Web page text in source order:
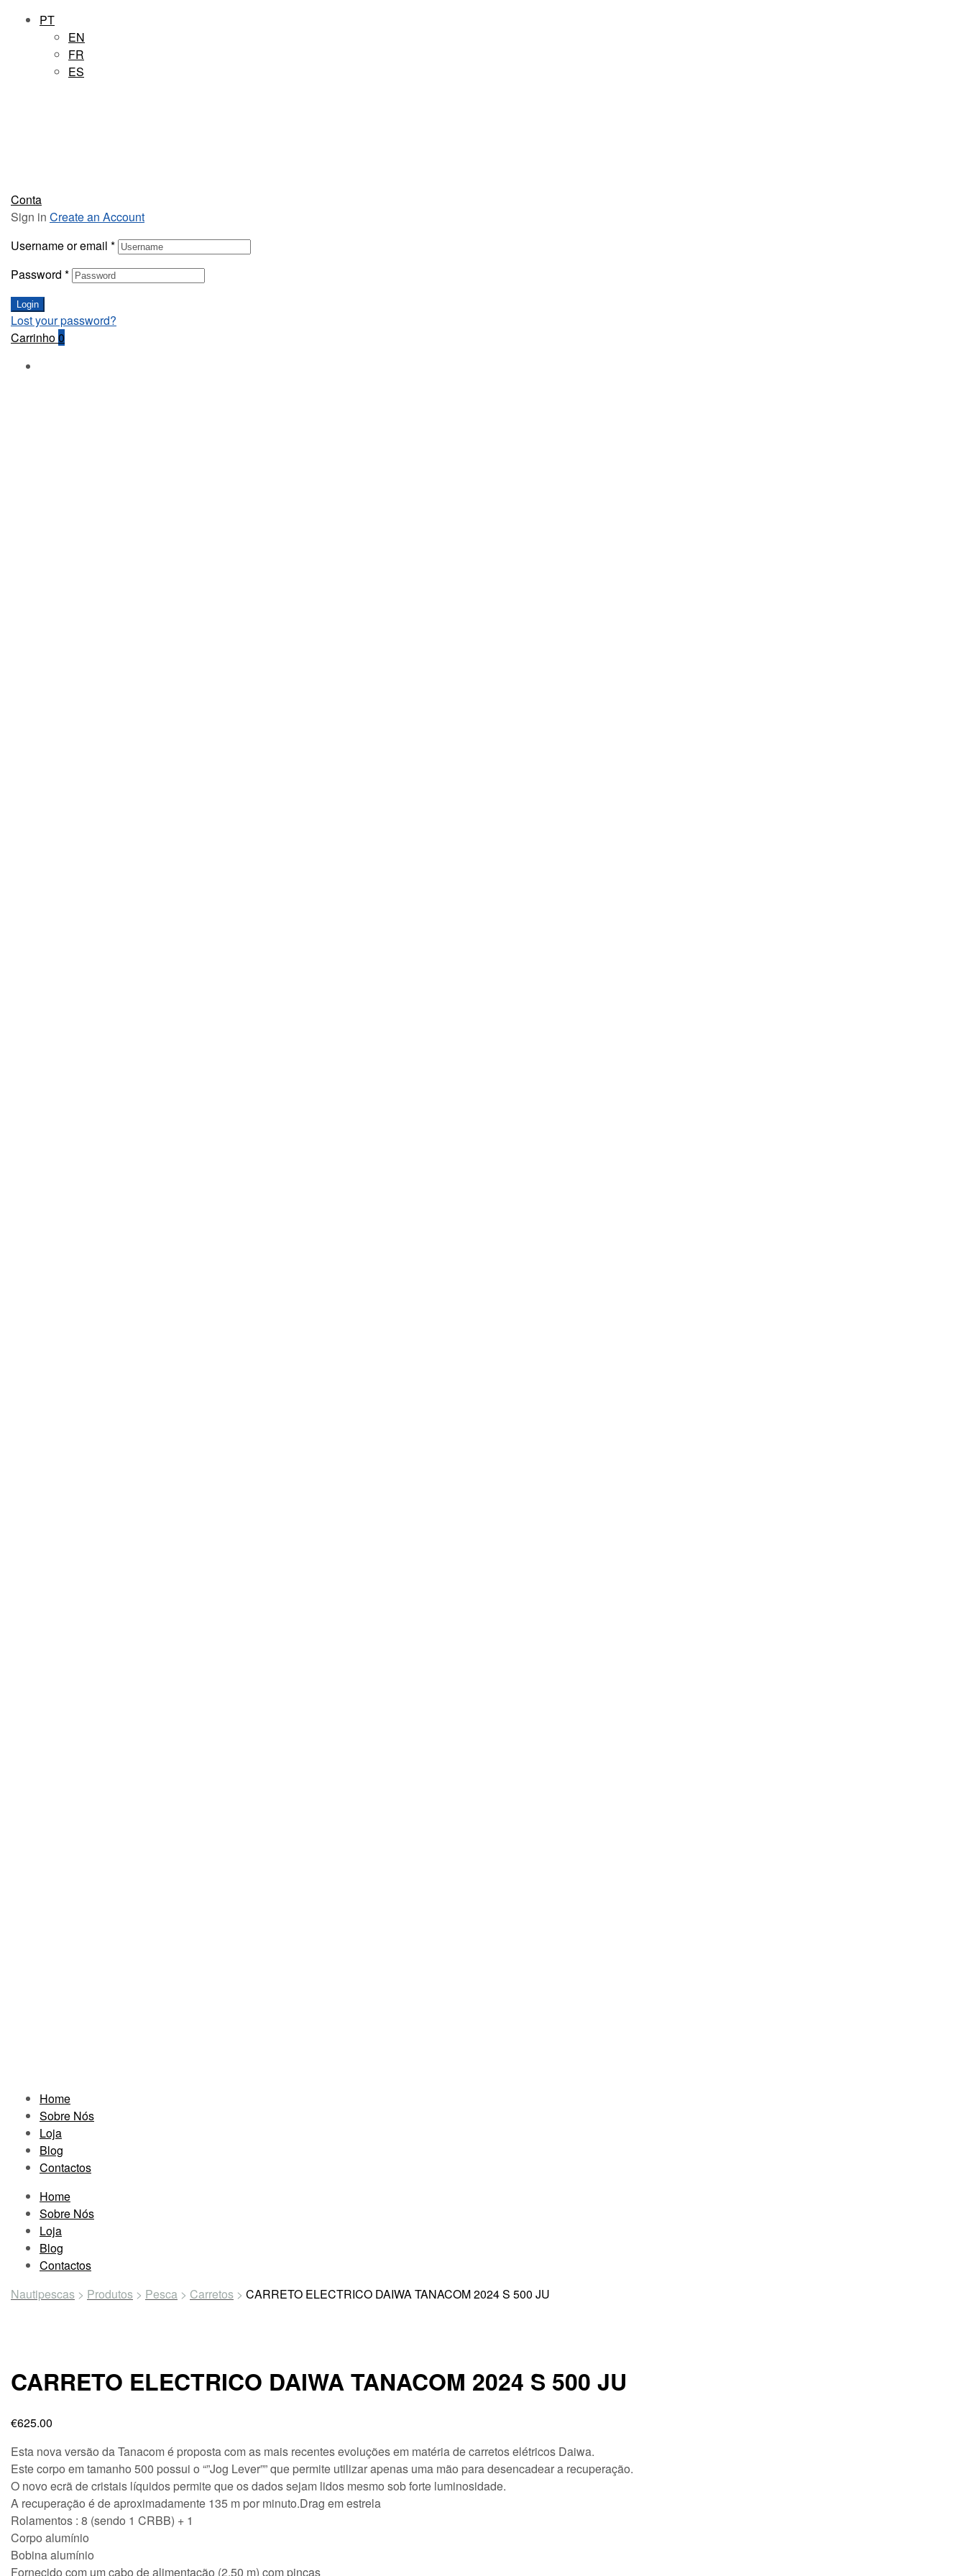
PT
EN
FR
ES
Conta
Sign in Create an Account
Username or email *
Password *
Login
Lost your password?
Carrinho0
Home
Sobre Nós
Loja
Blog
Contactos
Home
Sobre Nós
Loja
Blog
Contactos
Nautipescas > Produtos > Pesca > Carretos > CARRETO ELECTRICO DAIWA TANACOM 2024 S 500 JU
CARRETO ELECTRICO DAIWA TANACOM 2024 S 500 JU
€625.00
Esta nova versão da Tanacom é proposta com as mais recentes evoluções em matéria de carretos elétricos Daiwa.
Este corpo em tamanho 500 possui o “”Jog Lever”” que permite utilizar apenas uma mão para desencadear a recuperação.
O novo ecrã de cristais líquidos permite que os dados sejam lidos mesmo sob forte luminosidade.
A recuperação é de aproximadamente 135 m por minuto.Drag em estrela
Rolamentos : 8 (sendo 1 CRBB) + 1
Corpo alumínio
Bobina alumínio
Fornecido com um cabo de alimentação (2,50 m) com pinças